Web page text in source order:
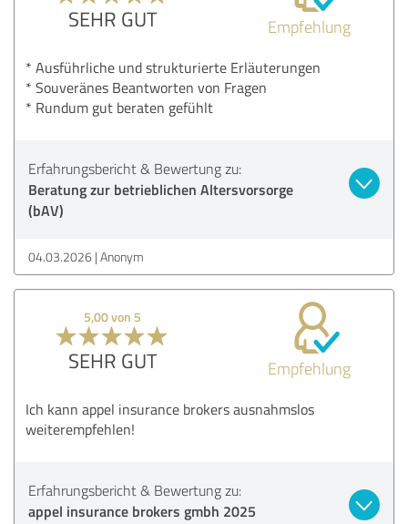
SEHR GUT Empfehlung
* Ausführliche und strukturierte Erläuterungen
* Souveränes Beantworten von Fragen
* Rundum gut beraten gefühlt
Erfahrungsbericht & Bewertung zu:
Beratung zur betrieblichen Altersvorsorge
(bAV)
04.03.2026 Anonym
5,00 von 5
SEHR GUT Empfehlung
Ich kann appel insurance brokers ausnahmslos
weiterempfehlen!
Erfahrungsbericht & Bewertung zu:
appel insurance brokers gmbh 2025